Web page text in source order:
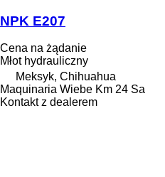
NPK E207
Cena na żądanie
Młot hydrauliczny
Meksyk, Chihuahua
Maquinaria Wiebe Km 24 Sa
Kontakt z dealerem